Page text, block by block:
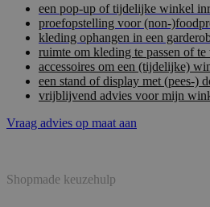
een pop-up of tijdelijke winkel
proefopstelling voor (non-
kleding ophangen in een
ruimte om kleding te passen of te
accessoires om een (tijdelijke)
een stand of display met (pees-)
vrijblijvend advies voor mijn
Vraag advies op maat aan
Shopmade keuzehulp